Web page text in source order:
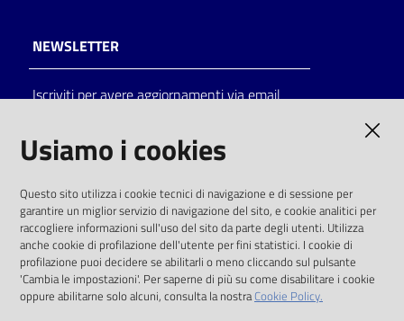
on line
Eventi
Chiedi al
bibliotecario
Avvisi
NEWSLETTER
Iscriviti per avere aggiornamenti via email
solo alle condizioni previste dalla direttiva
comunitaria 2003/98/CE e dal d.lgs. 36/2006
SOCIAL
Instagram
Usiamo i cookies
Questo sito utilizza i cookie tecnici di navigazione e di sessione per
garantire un miglior servizio di navigazione del sito, e cookie analitici per
raccogliere informazioni sull'uso del sito da parte degli utenti. Utilizza
anche cookie di profilazione dell'utente per fini statistici. I cookie di
profilazione puoi decidere se abilitarli o meno cliccando sul pulsante
'Cambia le impostazioni'. Per saperne di più su come disabilitare i cookie
oppure abilitarne solo alcuni, consulta la nostraCookie Policy.